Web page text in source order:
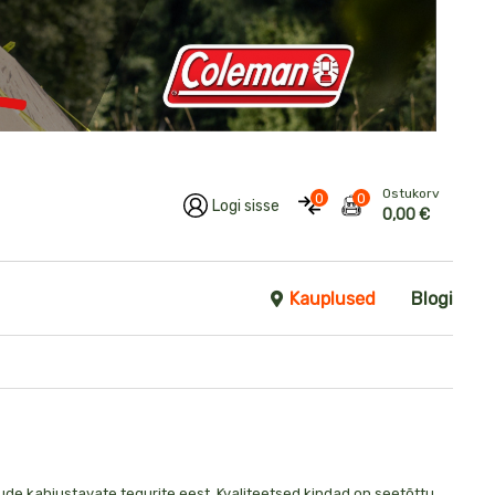
Logi sisse 0 0 Ostukorv
0,00 €
Kauplused Blogi